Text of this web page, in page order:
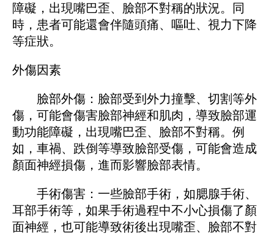
障礙，出現嘴巴歪、臉部不對稱的狀況。同
時，患者可能還會伴隨頭痛、嘔吐、視力下降
等症狀。
外傷因素
臉部外傷：臉部受到外力撞擊、切割等外
傷，可能會傷害臉部神經和肌肉，導致臉部運
動功能障礙，出現嘴巴歪、臉部不對稱。例
如，車禍、跌倒等導致臉部受傷，可能會造成
顏面神經損傷，進而影響臉部表情。
手術傷害：一些臉部手術，如腮腺手術、
耳部手術等，如果手術過程中不小心損傷了顏
面神經，也可能導致術後出現嘴歪、臉部不對